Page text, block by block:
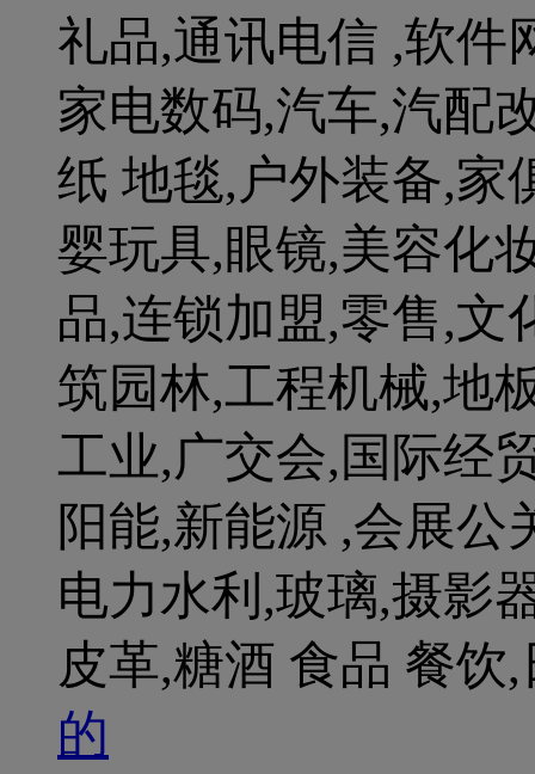
礼品,通讯电信 ,软件
家电数码,汽车,汽配
纸 地毯,户外装备,家
婴玩具,眼镜,美容化
品,连锁加盟,零售,文
筑园林,工程机械,地
工业,广交会,国际经
阳能,新能源 ,会展公
电力水利,玻璃,摄影
皮革,糖酒 食品 餐饮
的